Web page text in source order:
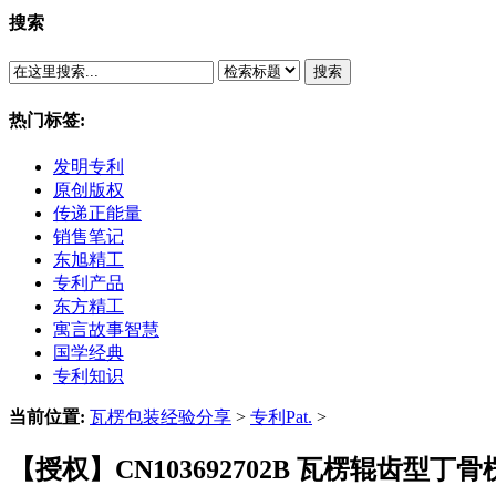
搜索
搜索
热门标签:
发明专利
原创版权
传递正能量
销售笔记
东旭精工
专利产品
东方精工
寓言故事智慧
国学经典
专利知识
当前位置: 瓦楞包装经验分享 > 专利Pat. >
【授权】CN103692702B 瓦楞辊齿型丁骨